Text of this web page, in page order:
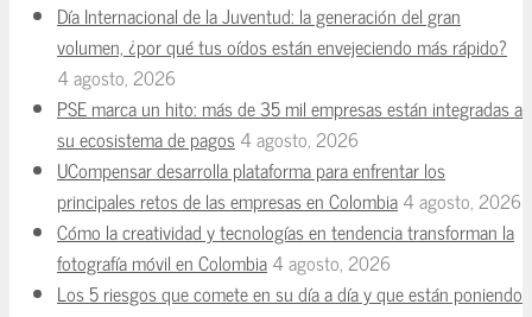
Día Internacional de la Juventud: la generación del gran
volumen, ¿por qué tus oídos están envejeciendo más rápido?
4 agosto, 2026
PSE marca un hito: más de 35 mil empresas están integradas a
su ecosistema de pagos4 agosto, 2026
UCompensar desarrolla plataforma para enfrentar los
principales retos de las empresas en Colombia4 agosto, 2026
Cómo la creatividad y tecnologías en tendencia transforman la
fotografía móvil en Colombia4 agosto, 2026
Los 5 riesgos que comete en su día a día y que están poniendo